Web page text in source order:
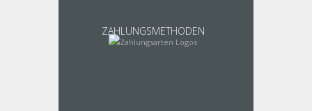
ZAHLUNGSMETHODEN